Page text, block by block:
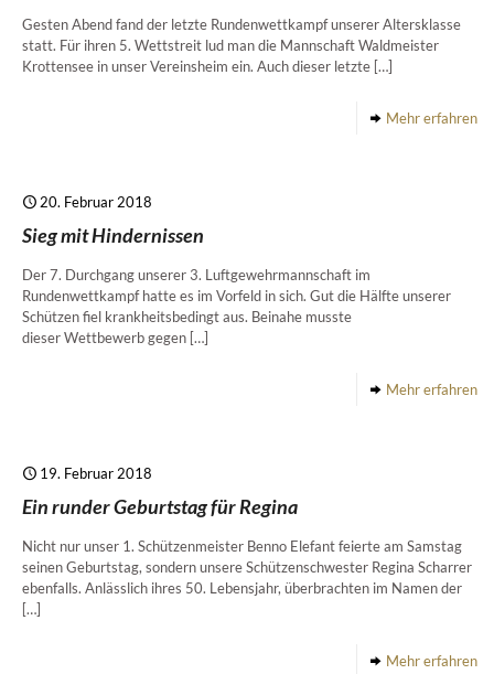
Gesten Abend fand der letzte Rundenwettkampf unserer Altersklasse
statt. Für ihren 5. Wettstreit lud man die Mannschaft Waldmeister
Krottensee in unser Vereinsheim ein. Auch dieser letzte […]
Mehr erfahren
20. Februar 2018
Sieg mit Hindernissen
Der 7. Durchgang unserer 3. Luftgewehrmannschaft im
Rundenwettkampf hatte es im Vorfeld in sich. Gut die Hälfte unserer
Schützen fiel krankheitsbedingt aus. Beinahe musste
dieser Wettbewerb gegen […]
Mehr erfahren
19. Februar 2018
Ein runder Geburtstag für Regina
Nicht nur unser 1. Schützenmeister Benno Elefant feierte am Samstag
seinen Geburtstag, sondern unsere Schützenschwester Regina Scharrer
ebenfalls. Anlässlich ihres 50. Lebensjahr, überbrachten im Namen der
[…]
Mehr erfahren